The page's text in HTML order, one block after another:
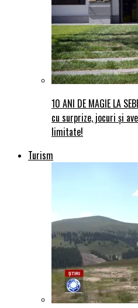
10 ANI DE MAGIE LA
cu surprize, jocuri și
limitate!
Turism